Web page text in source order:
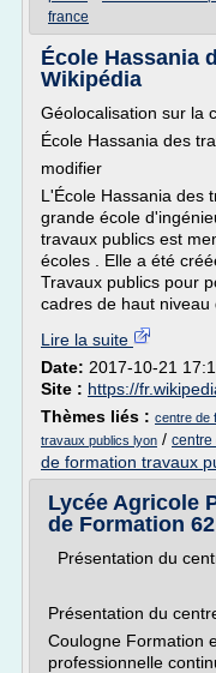
france
École Hassania
Wikipédia
Géolocalisation sur la
École Hassania des
modifier
L'École Hassania des
grande école
travaux publics est
écoles . Elle a été
Travaux publics pour
cadres de haut niveau
Lire la suite
Date: 2017-10-21
Site : https://
Thèmes liés : centre de
travaux publics lyon / centre
de formation travaux
Lycée Agricole
de Formation
Présentation du
Présentation du
Coulogne Formation
professionnelle